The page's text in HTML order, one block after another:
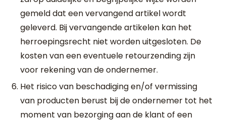
gemeld dat een vervangend artikel wordt
geleverd. Bij vervangende artikelen kan het
herroepingsrecht niet worden uitgesloten. De
kosten van een eventuele retourzending zijn
voor rekening van de ondernemer.
Het risico van beschadiging en/of vermissing
van producten berust bij de ondernemer tot het
moment van bezorging aan de klant of een